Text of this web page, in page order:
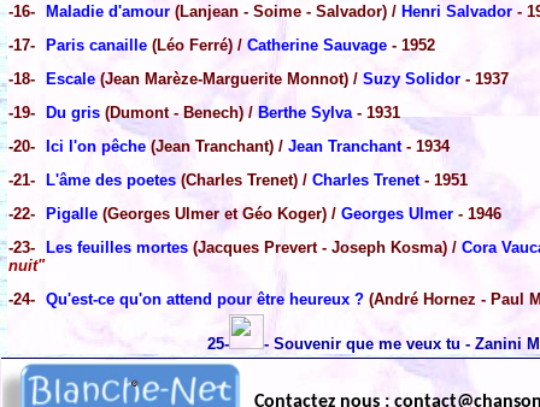
-16- Maladie d'amour (Lanjean - Soime - Salvador) / Henri Salvador -
-17- Paris canaille (Léo Ferré) / Catherine Sauvage - 1952
-18- Escale (Jean Marèze-Marguerite Monnot) / Suzy Solidor - 1937
-19- Du gris (Dumont - Benech) / Berthe Sylva - 1931
-20- Ici l'on pêche (Jean Tranchant) / Jean Tranchant- 1934
-21- L'âme des poetes (Charles Trenet) / Charles Trenet- 1951
-22- Pigalle (Georges Ulmer et Géo Koger) / Georges Ulmer - 1946
-23- Les feuilles mortes (Jacques Prevert - Joseph Kosma) / Cora
nuit"
-24- Qu'est-ce qu'on attend pour être heureux ? (André Hornez - Paul
25- - Souvenir que me veux tu - Zanini
Contactez nous :